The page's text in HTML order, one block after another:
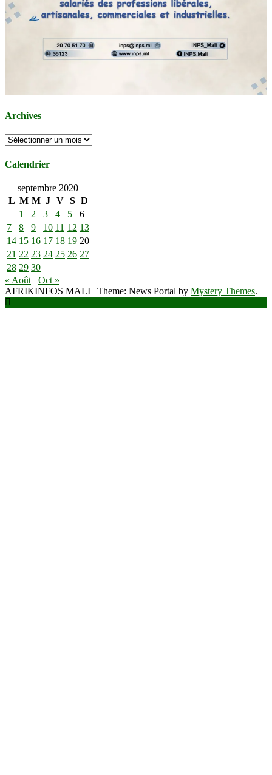
Archives
Archives
Calendrier
septembre 2020
L M M J V S D
1
2 3 4 5
6
7
8 9 10 11 12 13
14 15 16 17 18 19 20
21 22 23 24 25 26 27
28 29 30
« Août
Oct »
AFRIKINFOS MALI | Theme: News Portal by Mystery Themes.